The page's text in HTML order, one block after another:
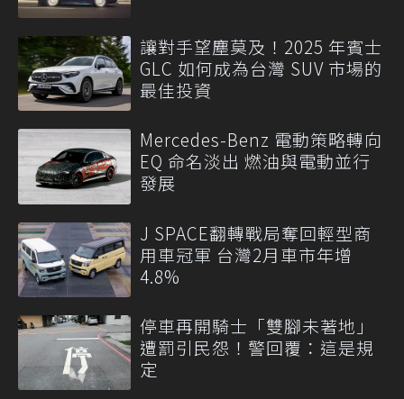
讓對手望塵莫及！2025 年賓士
GLC 如何成為台灣 SUV 市場的
最佳投資
Mercedes-Benz 電動策略轉向
EQ 命名淡出 燃油與電動並行
發展
J SPACE翻轉戰局奪回輕型商
用車冠軍 台灣2月車市年增
4.8%
停車再開騎士「雙腳未著地」
遭罰引民怨！警回覆：這是規
定